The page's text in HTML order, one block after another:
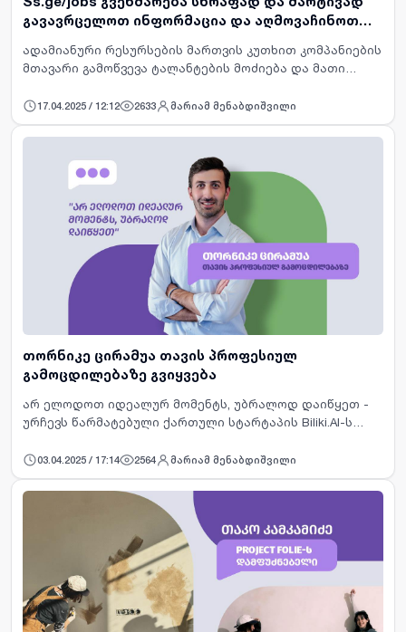
გავავრცელოთ ინფორმაცია და აღმოვაჩინოთ
ადამიანური რესურსების მართვის კუთხით კომპანიების
მთავარი გამოწვევა ტალანტების მოძიება და მათი
მნიშვნელოვანია, დასაქმების ბაზარს სწორად
მიაწოდონ თავიანთი მო…
17.04.2025 / 12:12 2633 მარიამ მენაბდიშვილი
თორნიკე ცირამუა თავის პროფესიულ
გამოცდილებაზე გვიყვება
არ ელოდოთ იდეალურ მომენტს, უბრალოდ დაიწყეთ -
ურჩევს წარმატებული ქართული სტარტაპის Biliki.AI-ს
ბიზნეს იდეებისთვის ხორცის შესხმა ან მკვეთრი
კარიერული ნაბ…
03.04.2025 / 17:14 2564 მარიამ მენაბდიშვილი